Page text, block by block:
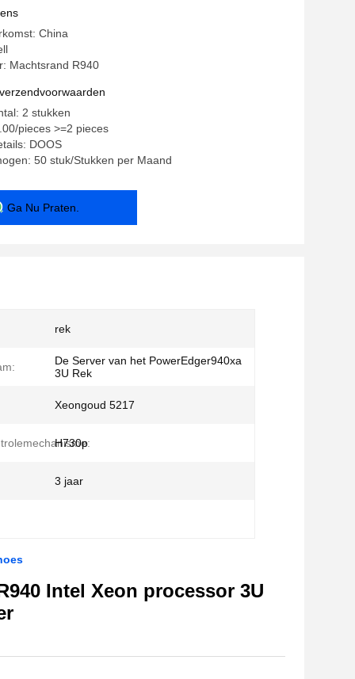
China
Machtsrand R940
2 stukken
pieces >=2 pieces
DOOS
50 stuk/Stukken per Maand
Ga Nu Praten.
rek
De Server van het PowerEdger940xa
3U Rek
Xeongoud 5217
H730p
3 jaar
Intel Xeon processor 3U